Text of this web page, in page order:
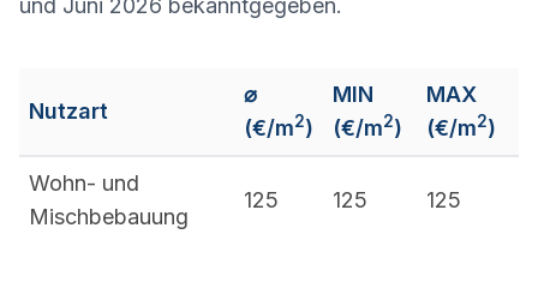
und Juni 2026 bekanntgegeben.
Nutzart
⌀
(€/m2)
MIN
(€/m2)
MAX
(€/m2)
Wohn- und
Mischbebauung
125 125 125